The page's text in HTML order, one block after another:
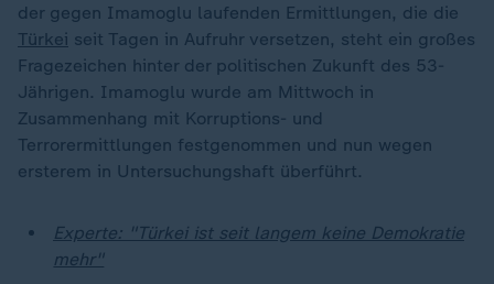
der gegen Imamoglu laufenden Ermittlungen, die die
Türkei seit Tagen in Aufruhr versetzen, steht ein großes
Fragezeichen hinter der politischen Zukunft des 53-
Jährigen. Imamoglu wurde am Mittwoch in
Zusammenhang mit Korruptions- und
Terrorermittlungen festgenommen und nun wegen
ersterem in Untersuchungshaft überführt.
Experte: "Türkei ist seit langem keine Demokratie
mehr"